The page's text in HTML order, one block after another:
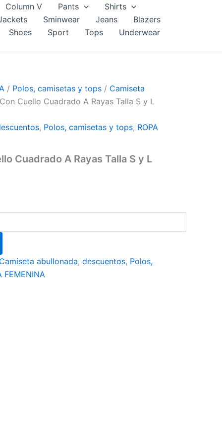
Column V Pants
Shirts
Sminwear Jeans
Blazers
Shoes
Sport Tops Underwear
/ Polos, camisetas y tops / Camiseta
Cuello Cuadrado A Rayas Talla S y L
, Polos, camisetas y tops, ROPA
Cuadrado A Rayas Talla S y L
abullonada, descuentos, Polos,
FEMENINA